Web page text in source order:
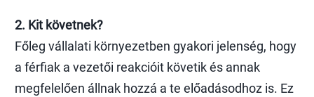
2. Kit követnek?
Főleg vállalati környezetben gyakori jelenség, hogy
a férfiak a vezetői reakcióit követik és annak
megfelelően állnak hozzá a te előadásodhoz is. Ez